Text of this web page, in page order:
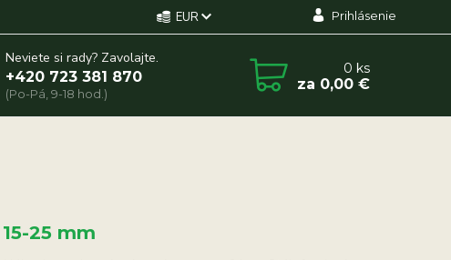
EUR Prihlásenie
Neviete si rady? Zavolajte.
+420 723 381 870
(Po-Pá, 9-18 hod.)
0 ks
za 0,00 €
15-25 mm